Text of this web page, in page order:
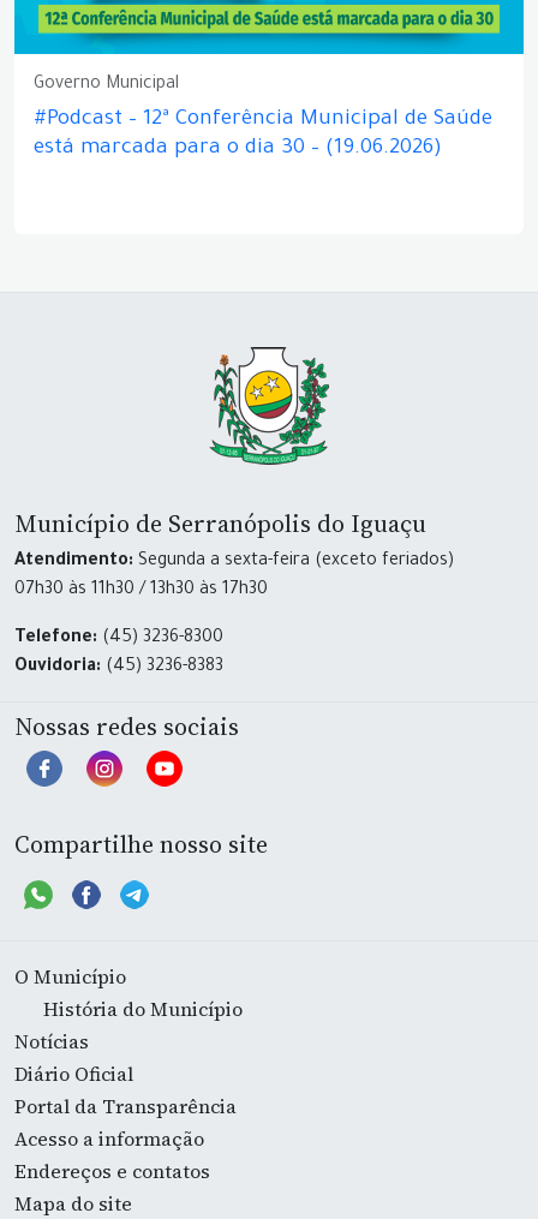
Governo Municipal
#Podcast – 12ª Conferência Municipal de Saúde
está marcada para o dia 30 – (19.06.2026)
Município de Serranópolis do Iguaçu
Atendimento: Segunda a sexta-feira (exceto feriados)
07h30 às 11h30 / 13h30 às 17h30
Telefone: (45) 3236-8300
Ouvidoria: (45) 3236-8383
Nossas redes sociais
Compartilhe nosso site
O Município
História do Município
Notícias
Diário Oficial
Portal da Transparência
Acesso a informação
Endereços e contatos
Mapa do site